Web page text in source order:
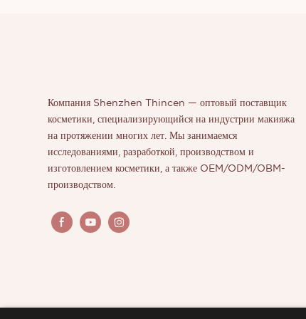
Компания Shenzhen Thincen — оптовый поставщик
косметики, специализирующийся на индустрии макияжа
на протяжении многих лет. Мы занимаемся
исследованиями, разработкой, производством и
изготовлением косметики, а также OEM/ODM/OBM-
производством.